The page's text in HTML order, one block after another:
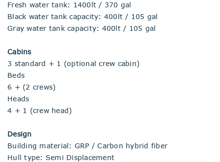
Fresh water tank: 1400lt / 370 gal
Black water tank capacity: 400lt / 105 gal
Gray water tank capacity: 400lt / 105 gal
Cabins
3 standard + 1 (optional crew cabin)
Beds
6 + (2 crews)
Heads
4 + 1 (crew head)
Design
Building material: GRP / Carbon hybrid fiber
Hull type: Semi Displacement